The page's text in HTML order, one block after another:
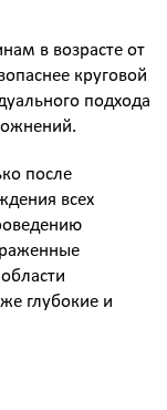
Clinic на
лазером
для
лазером
прайс для
лица
в возрасте от
круговой
подхода
после
всех
глубокие и